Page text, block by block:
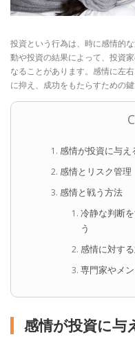
投資という行為は、時に感情的
動や投資の結果によって、投資
なることがあります。感情に左
に抑え、成功をもたらすための鍵
感情が投資に与え
感情とリスク管理
感情と戦う方法
冷静な判断
う
感情に対す
専門家やメ
感情が投資に与